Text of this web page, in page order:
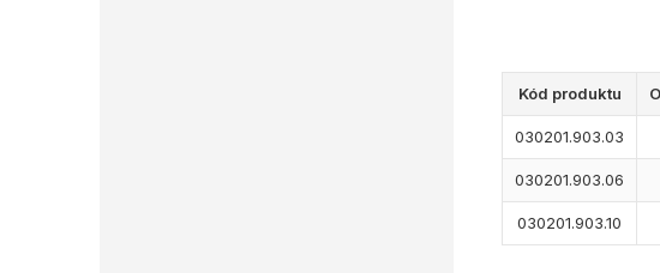
Kód produktu
030201.903.03
030201.903.06
030201.903.10